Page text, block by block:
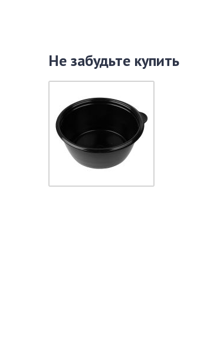
Не забудьте купить